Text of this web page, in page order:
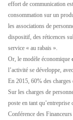
effort de communication
consommation sur un
les associations de
dispositif, des réticences
service « au rabais ».
Or, le modèle économique
l’activité se développe,
En 2015, 60% des charges
Sur les charges de
poste en tant
Conférence des